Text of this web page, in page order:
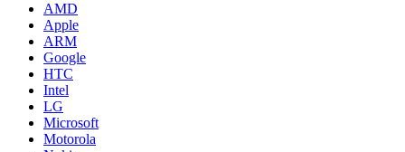
AMD
Apple
ARM
Google
HTC
Intel
LG
Microsoft
Motorola